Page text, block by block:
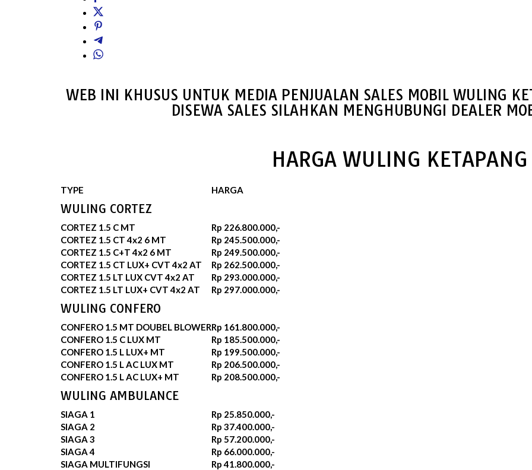
WEB INI KHUSUS UNTUK MEDIA PENJUALAN SALES MOBIL WULING
DISEWA SALES SILAHKAN MENGHUBUNGI DEALER
HARGA WULING KETAPANG
TYPE HARGA
WULING CORTEZ
CORTEZ 1.5 C MT
Rp 226.800.000,-
CORTEZ 1.5 CT 4x2 6 MT
Rp 245.500.000,-
CORTEZ 1.5 C+T 4x2 6 MT
Rp 249.500.000,-
CORTEZ 1.5 CT LUX+ CVT 4x2 AT
Rp 262.500.000,-
CORTEZ 1.5 LT LUX CVT 4x2 AT
Rp 293.000.000,-
CORTEZ 1.5 LT LUX+ CVT 4x2 AT
Rp 297.000.000,-
WULING CONFERO
CONFERO 1.5 MT DOUBEL BLOWERRp 161.800.000,-
CONFERO 1.5 C LUX MT
Rp 185.500.000,-
CONFERO 1.5 L LUX+ MT
Rp 199.500.000,-
CONFERO 1.5 L AC LUX MT
Rp 206.500.000,-
CONFERO 1.5 L AC LUX+ MT
Rp 208.500.000,-
WULING AMBULANCE
SIAGA 1
Rp 25.850.000,-
SIAGA 2
Rp 37.400.000,-
SIAGA 3
Rp 57.200.000,-
SIAGA 4
Rp 66.000.000,-
SIAGA MULTIFUNGSI
Rp 41.800.000,-